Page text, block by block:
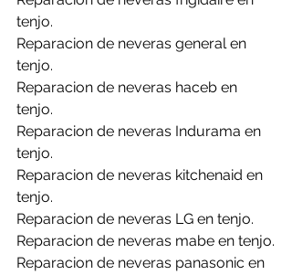
tenjo.
Reparacion de neveras general en
tenjo.
Reparacion de neveras haceb en
tenjo.
Reparacion de neveras Indurama en
tenjo.
Reparacion de neveras kitchenaid en
tenjo.
Reparacion de neveras LG en tenjo.
Reparacion de neveras mabe en tenjo.
Reparacion de neveras panasonic en